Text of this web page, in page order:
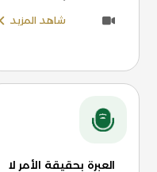
شاهد المزيد
العبرة بحقيقة الأمر لا